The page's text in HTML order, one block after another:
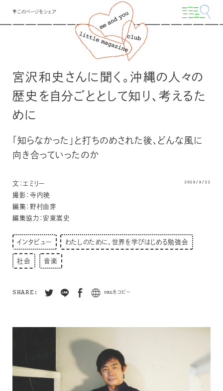
💐このページをシェア
宮沢和史さんに聞く。沖縄の人々の
歴史を自分ごととして知り、考えるた
めに
「知らなかった」と打ちのめされた後、どんな風に
向き合っていったのか
文：エミリー
撮影：寺内暁
編集：野村由芽
編集協力：安東嵩史
2023/3/22
インタビュー わたしのために、世界を学びはじめる勉強会
社会 音楽
SHARE: URLをコピー